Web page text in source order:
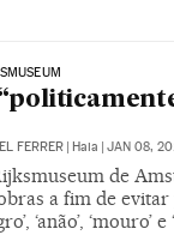
FERRER Haia JAN 08,
de
a fim de evitar
‘anão’, ‘mouro’